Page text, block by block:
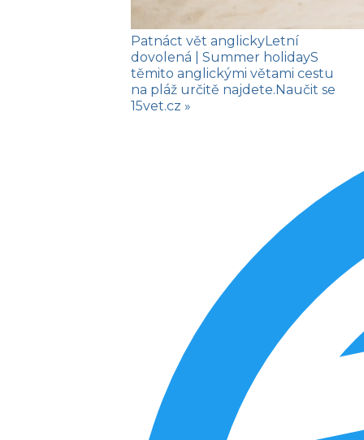
Patnáct vět anglickyLetní
dovolená
| Summer holidayS
těmito anglickými větami cestu
na pláž určitě najdete.Naučit se
15vet.cz »